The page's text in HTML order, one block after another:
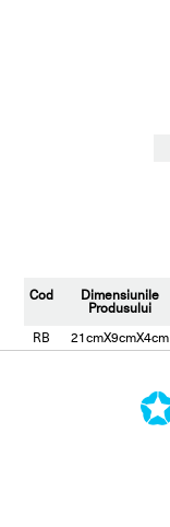
Cod Dimensiunile
Produsului
RB
21cmX9cmX4cm